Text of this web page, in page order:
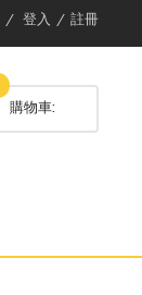
登入 註冊
購物車